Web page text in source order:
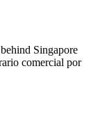
behind Singapore
comercial por